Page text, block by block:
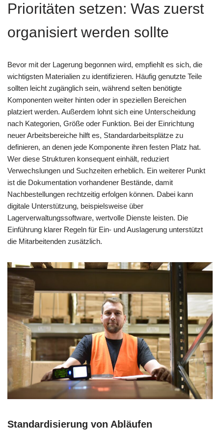
Prioritäten setzen: Was zuerst
organisiert werden sollte
Bevor mit der Lagerung begonnen wird, empfiehlt es sich, die
wichtigsten Materialien zu identifizieren. Häufig genutzte Teile
sollten leicht zugänglich sein, während selten benötigte
Komponenten weiter hinten oder in speziellen Bereichen
platziert werden. Außerdem lohnt sich eine Unterscheidung
nach Kategorien, Größe oder Funktion. Bei der Einrichtung
neuer Arbeitsbereiche hilft es, Standardarbeitsplätze zu
definieren, an denen jede Komponente ihren festen Platz hat.
Wer diese Strukturen konsequent einhält, reduziert
Verwechslungen und Suchzeiten erheblich. Ein weiterer Punkt
ist die Dokumentation vorhandener Bestände, damit
Nachbestellungen rechtzeitig erfolgen können. Dabei kann
digitale Unterstützung, beispielsweise über
Lagerverwaltungssoftware, wertvolle Dienste leisten. Die
Einführung klarer Regeln für Ein- und Auslagerung unterstützt
die Mitarbeitenden zusätzlich.
Standardisierung von Abläufen